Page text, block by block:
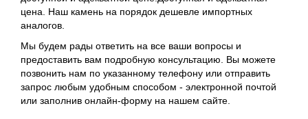
цена. Наш камень на порядок дешевле импортных
аналогов.
Мы будем рады ответить на все ваши вопросы и
предоставить вам подробную консультацию. Вы можете
позвонить нам по указанному телефону или отправить
запрос любым удобным способом - электронной почтой
или заполнив онлайн-форму на нашем сайте.